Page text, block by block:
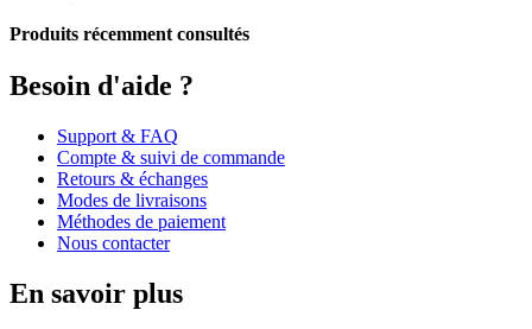
Produits récemment consultés
Besoin d'aide ?
Support & FAQ
Compte & suivi de commande
Retours & échanges
Modes de livraisons
Méthodes de paiement
Nous contacter
En savoir plus